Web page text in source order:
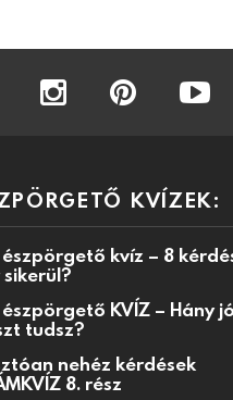
facebook instagram
KVÍZEK:
kvíz – 8
KVÍZ – Hány
tudsz?
nehéz kérdések
8. rész